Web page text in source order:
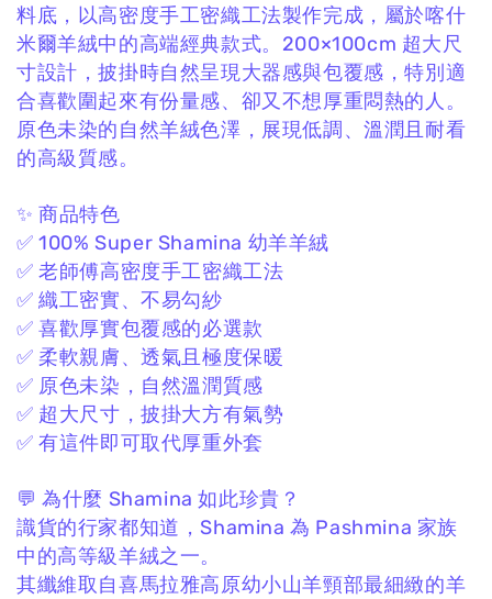
料底， 以高密度手工密織工法製作完成， 屬於喀什
米爾羊絨中的高端經典款式。 200×100cm 超大尺
寸設計，披掛時自然呈現大器感與包覆感，特別適
合喜歡圍起來有份量感、 卻又不想厚重悶熱的人。
原色未染的自然羊絨色澤， 展現低調、溫潤且耐看
的高級質感。
✨ 商品特色
✅ 100% Super Shamina 幼羊羊絨
✅ 老師傅高密度手工密織工法
✅ 織工密實、不易勾紗
✅ 喜歡厚實包覆感的必選款
✅ 柔軟親膚、透氣且極度保暖
✅ 原色未染，自然溫潤質感
✅ 超大尺寸，披掛大方有氣勢
✅ 有這件即可取代厚重外套
💬 為什麼 Shamina 如此珍貴？
識貨的行家都知道， Shamina 為 Pashmina 家族
中的高等級羊絨之一。
其纖維取自喜馬拉雅高原幼小山羊頸部最細緻的羊